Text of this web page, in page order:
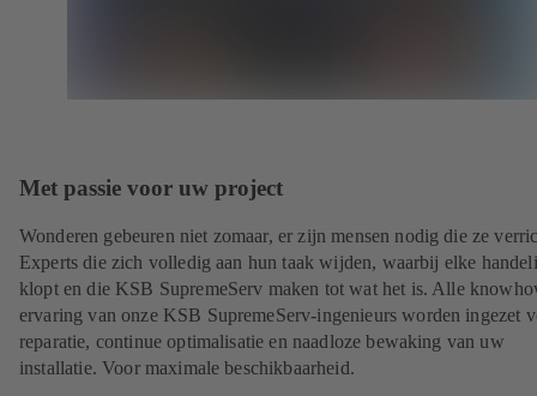
Met passie voor uw project
Wonderen gebeuren niet zomaar, er zijn mensen nodig die ze
Experts die zich volledig aan hun taak wijden, waarbij elke
klopt en die KSB SupremeServ maken tot wat het is. Alle
ervaring van onze KSB SupremeServ-ingenieurs worden ingezet
reparatie, continue optimalisatie en naadloze bewaking van uw
installatie. Voor maximale beschikbaarheid.